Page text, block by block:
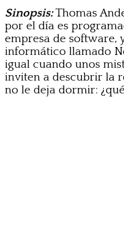
Sinopsis:Thomas
por el día es
empresa de software,
informático llamado
igual cuando unos
inviten a descubrir la
no le deja dormir: